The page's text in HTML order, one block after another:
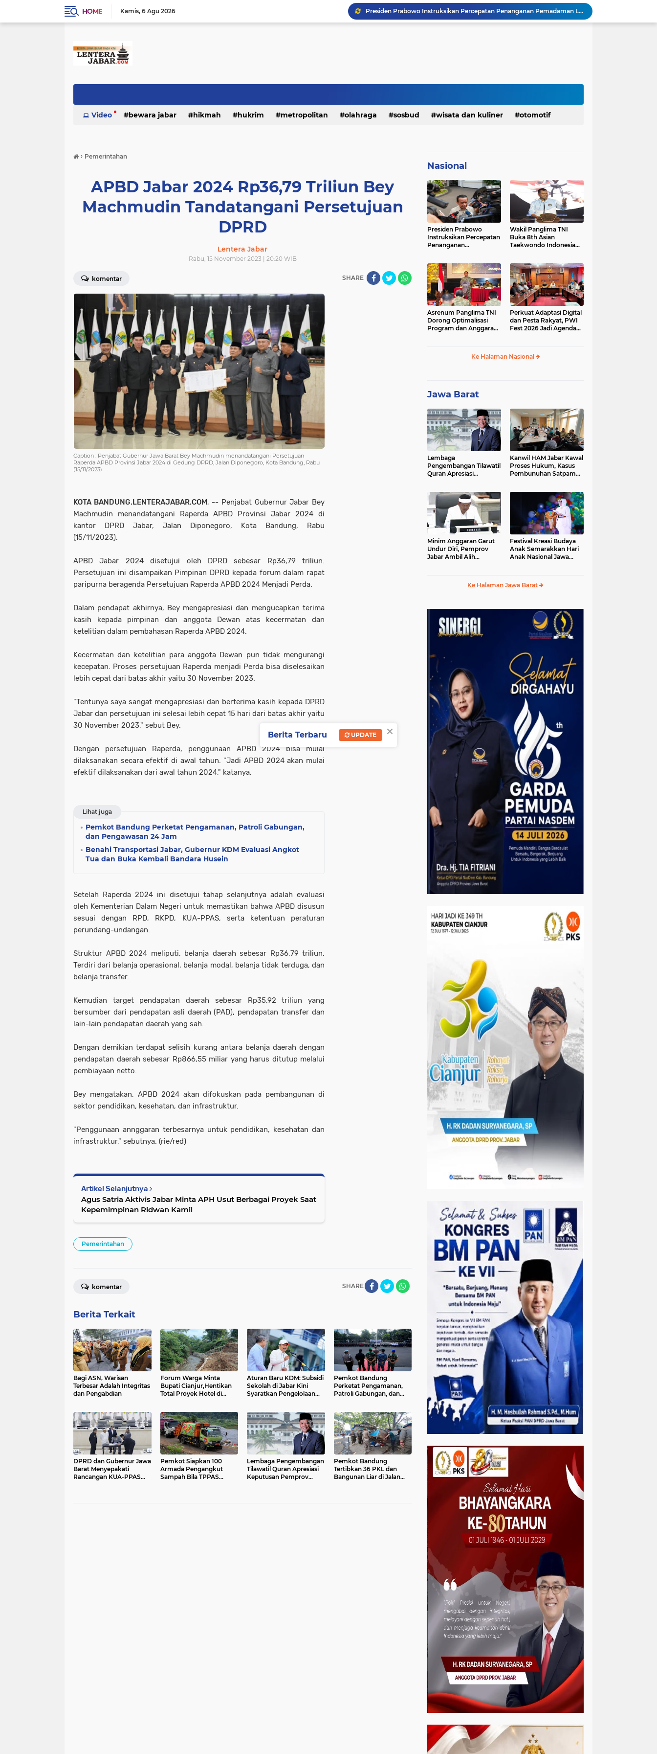
HOME Kamis 6 Agu 2026
BAZNAS Jabar Salurkan Program Berbagi Daging dari Zakat Pengguna BRImo untuk Masyarakat Desa Ciririp Purwakarta
Lembaga Pengembangan Tilawatil Quran Apresiasi Keputusan Pemprov Jabar Selenggarakan Langsung MTQ Jabar
Serda Muhammad Raihan Fadhila Raih Emas pada 8th Asian Taekwondo Indonesia Open Championship 2026
Video bewara jabar hikmah hukrim metropolitan olahraga sosbud wisata dan kuliner otomotif
› Pemerintahan
APBD Jabar 2024 Rp36,79 Triliun Bey
Machmudin Tandatangani Persetujuan
DPRD
Lentera Jabar
Rabu, 15 November 2023 | 20:20 WIB
komentar SHARE
Caption : Penjabat Gubernur Jawa Barat Bey Machmudin menandatangani Persetujuan
Raperda APBD Provinsi Jabar 2024 di Gedung DPRD, Jalan Diponegoro, Kota Bandung, Rabu
(15/11/2023)
KOTA BANDUNG.LENTERAJABAR.COM, -- Penjabat Gubernur Jabar Bey
Machmudin menandatangani Raperda APBD Provinsi Jabar 2024 di
kantor DPRD Jabar, Jalan Diponegoro, Kota Bandung, Rabu
(15/11/2023).
APBD Jabar 2024 disetujui oleh DPRD sebesar Rp36,79 triliun.
Persetujuan ini disampaikan Pimpinan DPRD kepada forum dalam rapat
paripurna beragenda Persetujuan Raperda APBD 2024 Menjadi Perda.
Dalam pendapat akhirnya, Bey mengapresiasi dan mengucapkan terima
kasih kepada pimpinan dan anggota Dewan atas kecermatan dan
ketelitian dalam pembahasan Raperda APBD 2024.
Kecermatan dan ketelitian para anggota Dewan pun tidak mengurangi
kecepatan. Proses persetujuan Raperda menjadi Perda bisa diselesaikan
lebih cepat dari batas akhir yaitu 30 November 2023.
"Tentunya saya sangat mengapresiasi dan berterima kasih kepada DPRD
Jabar dan persetujuan ini selesai lebih cepat 15 hari dari batas akhir yaitu
30 November 2023," sebut Bey.
Dengan persetujuan Raperda, penggunaan APBD 2024 bisa mulai
dilaksanakan secara efektif di awal tahun. "Jadi APBD 2024 akan mulai
efektif dilaksanakan dari awal tahun 2024," katanya.
Lihat juga
Pemkot Bandung Perketat Pengamanan, Patroli Gabungan,
dan Pengawasan 24 Jam
Benahi Transportasi Jabar, Gubernur KDM Evaluasi Angkot
Tua dan Buka Kembali Bandara Husein
Setelah Raperda 2024 ini disetujui tahap selanjutnya adalah evaluasi
oleh Kementerian Dalam Negeri untuk memastikan bahwa APBD disusun
sesuai dengan RPD, RKPD, KUA-PPAS, serta ketentuan peraturan
perundang-undangan.
Struktur APBD 2024 meliputi, belanja daerah sebesar Rp36,79 triliun.
Terdiri dari belanja operasional, belanja modal, belanja tidak terduga, dan
belanja transfer.
Kemudian target pendapatan daerah sebesar Rp35,92 triliun yang
bersumber dari pendapatan asli daerah (PAD), pendapatan transfer dan
lain-lain pendapatan daerah yang sah.
Dengan demikian terdapat selisih kurang antara belanja daerah dengan
pendapatan daerah sebesar Rp866,55 miliar yang harus ditutup melalui
pembiayaan netto.
Bey mengatakan, APBD 2024 akan difokuskan pada pembangunan di
sektor pendidikan, kesehatan, dan infrastruktur.
"Penggunaan annggaran terbesarnya untuk pendidikan, kesehatan dan
infrastruktur," sebutnya. (rie/red)
Artikel Selanjutnya
Agus Satria Aktivis Jabar Minta APH Usut Berbagai Proyek Saat
Kepemimpinan Ridwan Kamil
Pemerintahan
SHARE
komentar
Berita Terkait
Bagi ASN, Warisan
Terbesar Adalah Integritas
dan Pengabdian
Forum Warga Minta
Bupati Cianjur,Hentikan
Total Proyek Hotel di
Aturan Baru KDM: Subsidi
Sekolah di Jabar Kini
Syaratkan Pengelolaan
Pemkot Bandung
Perketat Pengamanan,
Patroli Gabungan, dan
DPRD dan Gubernur Jawa
Barat Menyepakati
Rancangan KUA-PPAS
Pemkot Siapkan 100
Armada Pengangkut
Sampah Bila TPPAS
Lembaga Pengembangan
Tilawatil Quran Apresiasi
Keputusan Pemprov
Pemkot Bandung
Tertibkan 36 PKL dan
Bangunan Liar di Jalan
Nasional
Presiden Prabowo
Instruksikan Percepatan
Penanganan
BBM
Wakil Panglima TNI
Buka 8th Asian
Taekwondo Indonesia
Asrenum Panglima TNI
Dorong Optimalisasi
Program dan Anggaran
Perkuat Adaptasi Digital
dan Pesta Rakyat, PWI
Fest 2026 Jadi Agenda
Ke Halaman Nasional
Jawa Barat
Lembaga
Pengembangan Tilawatil
Quran Apresiasi
Langsung MTQ Jabar
Kanwil HAM Jabar Kawal
Proses Hukum, Kasus
Pembunuhan Satpam
Minim Anggaran Garut
Undur Diri, Pemprov
Jabar Ambil Alih
Festival Kreasi Budaya
Anak Semarakkan Hari
Anak Nasional Jawa
Sunda
Ke Halaman Jawa Barat
×
Berita Terbaru UPDATE